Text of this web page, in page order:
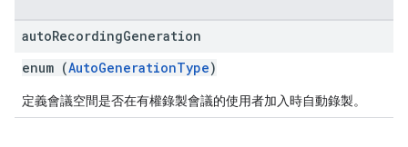
autoRecordingGeneration
enum (AutoGenerationType)
定義會議空間是否在有權錄製會議的使用者加入時自動錄製。